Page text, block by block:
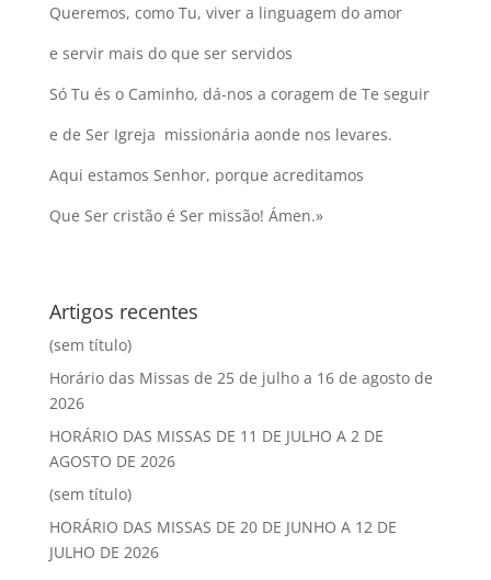
Queremos, como Tu, viver a linguagem do amor
e servir mais do que ser servidos
Só Tu és o Caminho, dá-nos a coragem de Te seguir
e de Ser Igreja missionária aonde nos levares.
Aqui estamos Senhor, porque acreditamos
Que Ser cristão é Ser missão! Ámen.»
Artigos recentes
(sem título)
Horário das Missas de 25 de julho a 16 de agosto de
2026
HORÁRIO DAS MISSAS DE 11 DE JULHO A 2 DE
AGOSTO DE 2026
(sem título)
HORÁRIO DAS MISSAS DE 20 DE JUNHO A 12 DE
JULHO DE 2026